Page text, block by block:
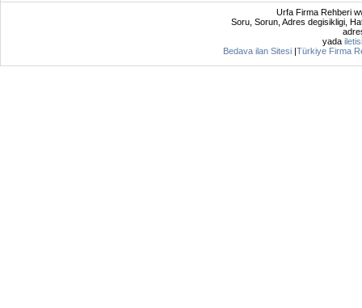
Urfa Firma Rehberi
Soru, Sorun, Adres degisikligi,
yada
Bedava ilan Sitesi |Türkiye Firma